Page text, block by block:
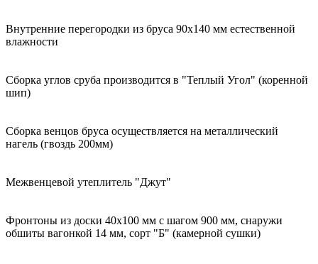
Внутренние перегородки из бруса 90х140 мм естественной
влажности
Сборка углов сруба производится в "Теплый Угол" (коренной
шип)
Сборка венцов бруса осуществляется на металлический
нагель (гвоздь 200мм)
Межвенцевой утеплитель "Джут"
Фронтоны из доски 40х100 мм с шагом 900 мм, снаружи
обшиты вагонкой 14 мм, сорт "Б" (камерной сушки)